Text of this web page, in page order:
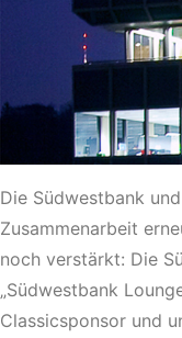
Die Südwestbank
Zusammenarbeit
noch verstärkt: Die
„Südwestbank
Classicsponsor und